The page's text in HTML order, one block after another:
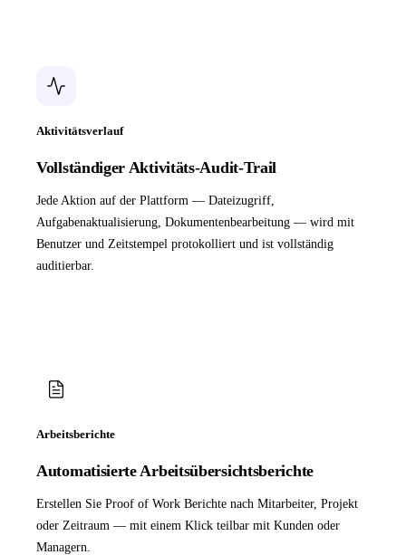
Aktivitätsverlauf
Vollständiger Aktivitäts-Audit-Trail
Jede Aktion auf der Plattform — Dateizugriff,
Aufgabenaktualisierung, Dokumentenbearbeitung — wird mit
Benutzer und Zeitstempel protokolliert und ist vollständig
auditierbar.
Arbeitsberichte
Automatisierte Arbeitsübersichtsberichte
Erstellen Sie Proof of Work Berichte nach Mitarbeiter, Projekt
oder Zeitraum — mit einem Klick teilbar mit Kunden oder
Managern.